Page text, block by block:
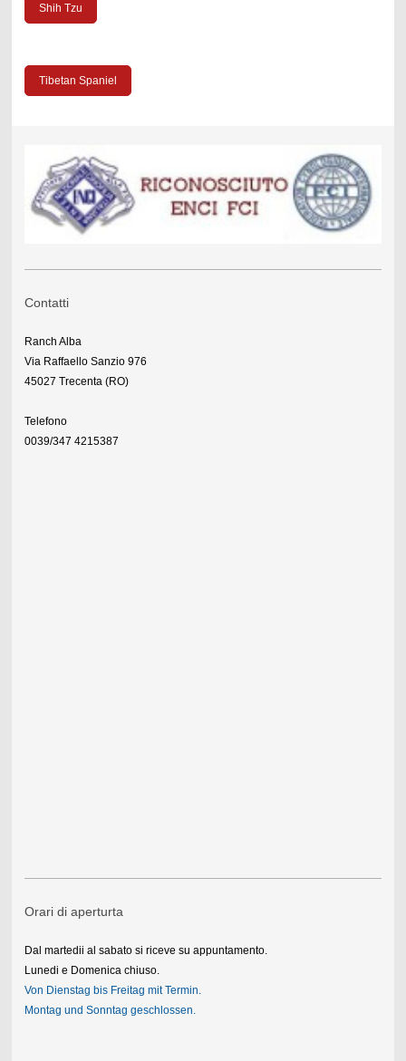
Shih Tzu
Tibetan Spaniel
Contatti
Ranch Alba
Via Raffaello Sanzio 976
45027 Trecenta (RO)
Telefono
0039/347 4215387
Orari di aperturta
Dal martedii al sabato si riceve su appuntamento.
Lunedi e Domenica chiuso.
Von Dienstag bis Freitag mit Termin.
Montag und Sonntag geschlossen.